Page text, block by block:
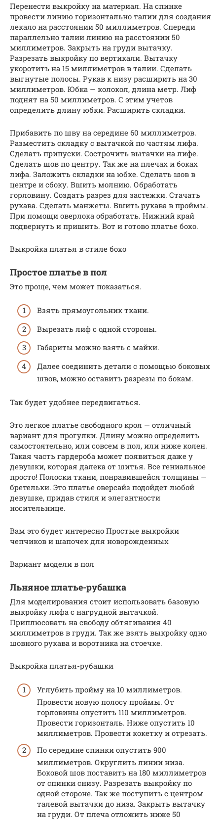
Перенести выкройку на материал. На спинке
провести линию горизонтально талии для создания
лекало на расстоянии 50 миллиметров. Спереди
параллельно талии линию на расстоянии 50
миллиметров. Закрыть на груди вытачку.
Разрезать выкройку по вертикали. Вытачку
укоротить на 15 миллиметров в талии. Сделать
выгнутые полосы. Рукав к низу расширить на 30
миллиметров. Юбка — колокол, длина метр. Лиф
поднят на 50 миллиметров. С этим учетов
определить длину юбки. Расширить складки.
Прибавить по шву на середине 60 миллиметров.
Разместить складку с вытачкой по частям лифа.
Сделать припуски. Сострочить вытачки на лифе.
Сделать шов по центру. Так же на плечах и боках
лифа. Заложить складки на юбке. Сделать шов в
центре и сбоку. Вшить молнию. Обработать
горловину. Создать разрез для застежки. Стачать
рукава. Сделать манжеты. Вшить рукава в проймы.
При помощи оверлока обработать. Нижний край
подвернуть и пришить. Вот и готово платье бохо.
Выкройка платья в стиле бохо
Простое платье в пол
Это проще, чем может показаться.
Взять прямоугольник ткани.
Вырезать лиф с одной стороны.
Габариты можно взять с майки.
Далее соединить детали с помощью боковых
швов, можно оставить разрезы по бокам.
Так будет удобнее передвигаться.
Это легкое платье свободного кроя — отличный
вариант для прогулки. Длину можно определить
самостоятельно, или совсем в пол, или ниже колен.
Такая часть гардероба может появиться даже у
девушки, которая далека от шитья. Все гениальное
просто! Полоски ткани, понравившейся толщины —
бретельки. Это платье оверсайз подойдет любой
девушке, придав стиля и элегантности
носительнице.
Вам это будет интересно Простые выкройки
чепчиков и шапочек для новорожденных
Вариант модели в пол
Льняное платье-рубашка
Для моделирования стоит использовать базовую
выкройку лифа с нагрудной вытачкой.
Приплюсовать на свободу обтягивания 40
миллиметров в груди. Так же взять выкройку одно
шовного рукава и воротника на стоечке.
Выкройка платья-рубашки
Углубить пройму на 10 миллиметров.
Провести новую полосу проймы. От
горловины опустить 110 миллиметров.
Провести горизонталь. Ниже опустить 10
миллиметров. Провести кокетку и отрезать.
По середине спинки опустить 900
миллиметров. Округлить линии низа.
Боковой шов поставить на 180 миллиметров
от спинки снизу. Разрезать выкройку по
одной стороне. Так же поступить с центром
талевой вытачки до низа. Закрыть вытачку
на груди. От плеча отложить ниже 50